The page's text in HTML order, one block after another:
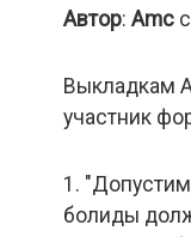
Автор: Amcс
Выкладкам
участник
1.
болиды